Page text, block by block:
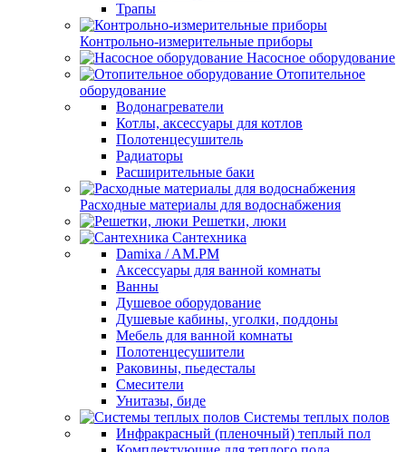
Трапы
Контрольно-измерительные приборы
Насосное оборудование
Отопительное
оборудование
Водонагреватели
Котлы, аксессуары для котлов
Полотенцесушитель
Радиаторы
Расширительные баки
Расходные материалы для водоснабжения
Решетки, люки
Сантехника
Damixa / AM.PM
Аксессуары для ванной комнаты
Ванны
Душевое оборудование
Душевые кабины, уголки, поддоны
Мебель для ванной комнаты
Полотенцесушители
Раковины, пьедесталы
Смесители
Унитазы, биде
Системы теплых полов
Инфракрасный (пленочный) теплый пол